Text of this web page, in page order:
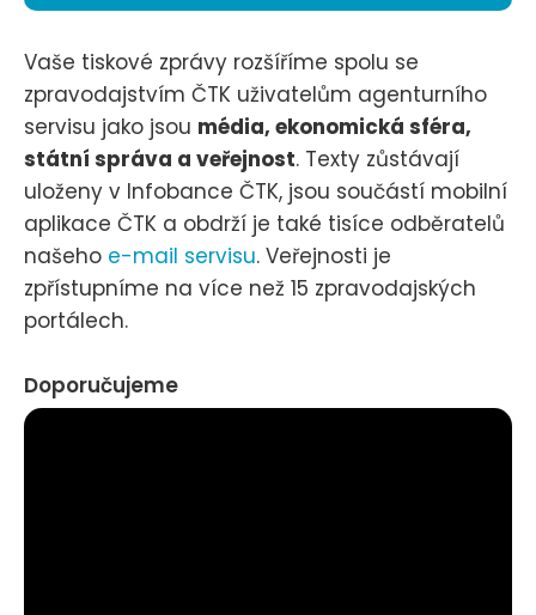
Vaše tiskové zprávy rozšíříme spolu se
zpravodajstvím ČTK uživatelům agenturního
servisu jako jsou média, ekonomická sféra,
státní správa a veřejnost. Texty zůstávají
uloženy v Infobance ČTK, jsou součástí mobilní
aplikace ČTK a obdrží je také tisíce odběratelů
našeho e-mail servisu. Veřejnosti je
zpřístupníme na více než 15 zpravodajských
portálech.
Doporučujeme